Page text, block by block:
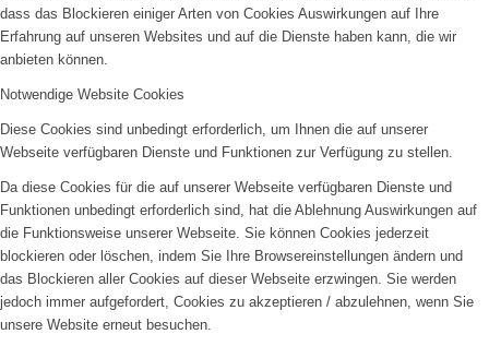
dass das Blockieren einiger Arten von Cookies Auswirkungen auf Ihre
Erfahrung auf unseren Websites und auf die Dienste haben kann, die wir
anbieten können.
Notwendige Website Cookies
Diese Cookies sind unbedingt erforderlich, um Ihnen die auf unserer
Webseite verfügbaren Dienste und Funktionen zur Verfügung zu stellen.
Da diese Cookies für die auf unserer Webseite verfügbaren Dienste und
Funktionen unbedingt erforderlich sind, hat die Ablehnung Auswirkungen auf
die Funktionsweise unserer Webseite. Sie können Cookies jederzeit
blockieren oder löschen, indem Sie Ihre Browsereinstellungen ändern und
das Blockieren aller Cookies auf dieser Webseite erzwingen. Sie werden
jedoch immer aufgefordert, Cookies zu akzeptieren / abzulehnen, wenn Sie
unsere Website erneut besuchen.